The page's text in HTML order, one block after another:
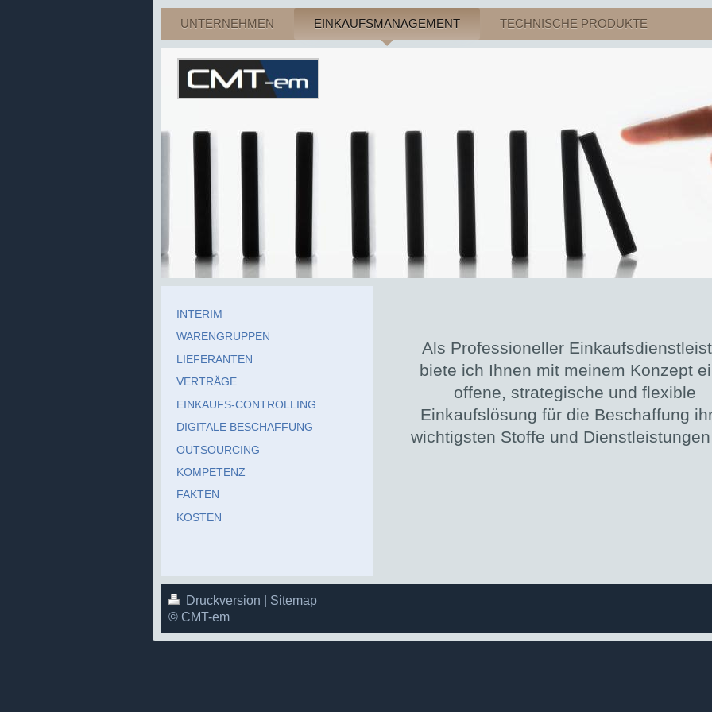
UNTERNEHMEN EINKAUFSMANAGEMENT TECHNISCHE PRODUKTE
Als Professioneller
biete ich Ihnen mit meinem Konzept
offene, strategische und flexible
Einkaufslösung für die Beschaffung
wichtigsten Stoffe und
INTERIM
WARENGRUPPEN
LIEFERANTEN
VERTRÄGE
EINKAUFS-CONTROLLING
DIGITALE BESCHAFFUNG
OUTSOURCING
KOMPETENZ
FAKTEN
KOSTEN
Druckversion
Sitemap
© CMT-em